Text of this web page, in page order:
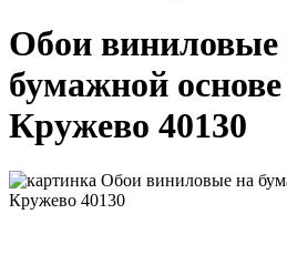
Обои виниловые
бумажной
Кружево 40130